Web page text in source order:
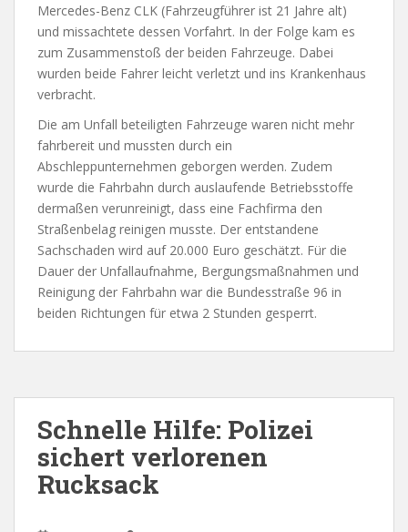
Mercedes-Benz CLK (Fahrzeugführer ist 21 Jahre alt)
und missachtete dessen Vorfahrt. In der Folge kam es
zum Zusammenstoß der beiden Fahrzeuge. Dabei
wurden beide Fahrer leicht verletzt und ins Krankenhaus
verbracht.
Die am Unfall beteiligten Fahrzeuge waren nicht mehr
fahrbereit und mussten durch ein
Abschleppunternehmen geborgen werden. Zudem
wurde die Fahrbahn durch auslaufende Betriebsstoffe
dermaßen verunreinigt, dass eine Fachfirma den
Straßenbelag reinigen musste. Der entstandene
Sachschaden wird auf 20.000 Euro geschätzt. Für die
Dauer der Unfallaufnahme, Bergungsmaßnahmen und
Reinigung der Fahrbahn war die Bundesstraße 96 in
beiden Richtungen für etwa 2 Stunden gesperrt.
Schnelle Hilfe: Polizei
sichert verlorenen
Rucksack